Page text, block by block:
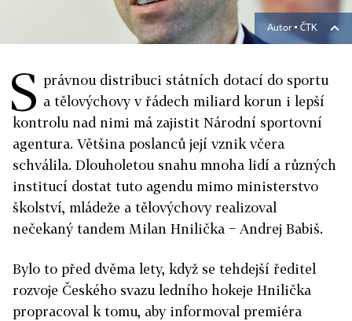
Autor ▪ ČTK
S právnou distribuci státních dotací do sportu
a tělovýchovy v řádech miliard korun i lepší
kontrolu nad nimi má zajistit Národní sportovní
agentura. Většina poslanců její vznik včera
schválila. Dlouholetou snahu mnoha lidí a různých
institucí dostat tuto agendu mimo ministerstvo
školství, mládeže a tělovýchovy realizoval
nečekaný tandem Milan Hnilička − Andrej Babiš.
Bylo to před dvěma lety, když se tehdejší ředitel
rozvoje Českého svazu ledního hokeje Hnilička
propracoval k tomu, aby informoval premiéra